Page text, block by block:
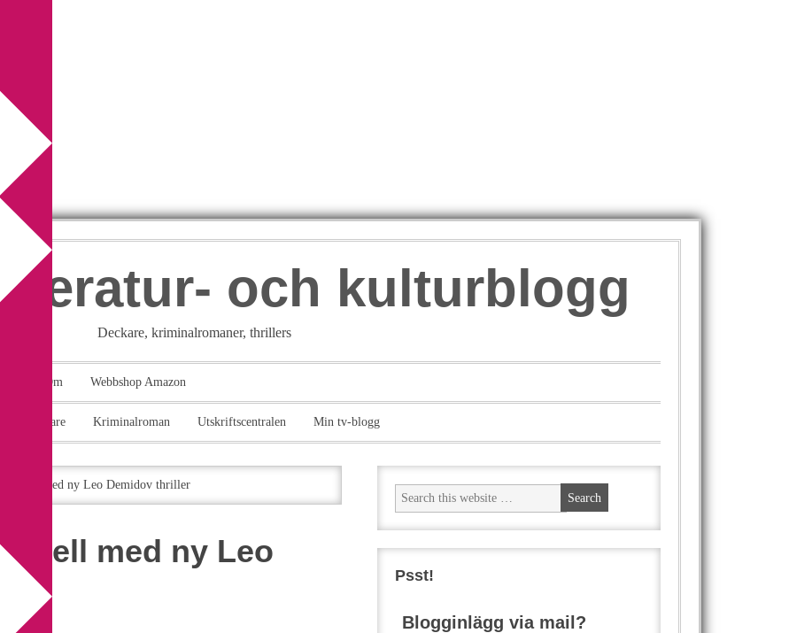
och kulturblogg
Deckare, kriminalromaner, thrillers
Om Webbshop Amazon
Deckare Kriminalroman Utskriftscentralen Min tv-blogg
aktuell med ny Leo Demidov thriller
med ny Leo
Psst!
Blogginlägg via mail?